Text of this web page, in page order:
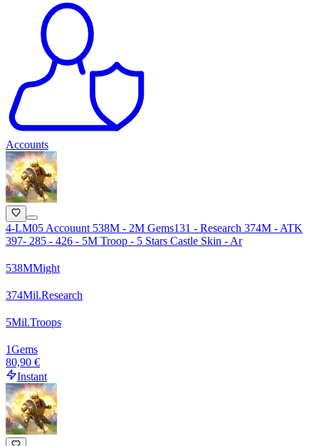
Accounts
4-LM05 Accouunt 538M - 2M Gems131 - Research 374M - ATK
397- 285 - 426 - 5M Troop - 5 Stars Castle Skin - Ar
538MMight
374Mil.Research
5Mil.Troops
1Gems
80,90 €
Instant